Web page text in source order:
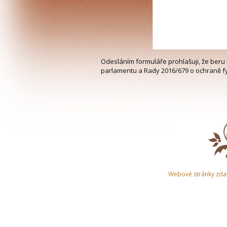
Odesláním formuláře prohlašuji, že
parlamentu a Rady 2016/679 o ochraně
Webové stránky